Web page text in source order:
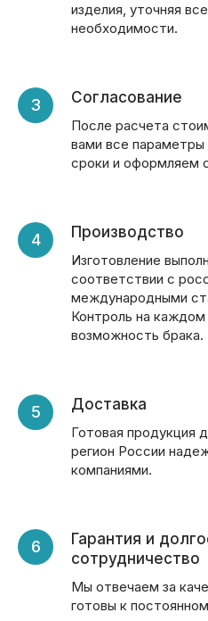
изделия, уточняя
необходимости.
Согласование
После расчета
вами все
сроки и оформляем
Производство
Изготовление
соответствии с
международными
Контроль на
возможность брака.
Доставка
Готовая продукция
регион России
компаниями.
Гарантия и
сотрудничество
Мы отвечаем за
готовы к